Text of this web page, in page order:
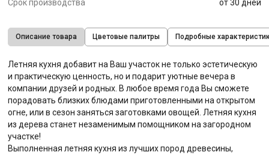
Срок производства
от 30 дней
Описание товара Цветовые палитры Подробные
Летняя кухня добавит на Ваш участок не только эстетическую
и практическую ценность, но и подарит уютные вечера в
компании друзей и родных. В любое время года Вы сможете
порадовать близких блюдами приготовленными на открытом
огне, или в сезон заняться заготовками овощей. Летняя кухня
из дерева станет незаменимым помощником на загородном
участке!
Выполненная летняя кухня из лучших пород древесины,